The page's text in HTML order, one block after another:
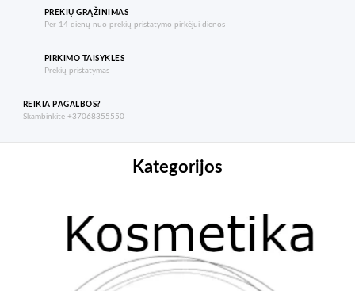
PREKIŲ GRĄŽINIMAS
Per 14 dienų nuo prekių pristatymo pirkėjui dienos
PIRKIMO TAISYKLES
Prekių pristatymas
REIKIA PAGALBOS?
Skambinkite +37068355550
Kategorijos